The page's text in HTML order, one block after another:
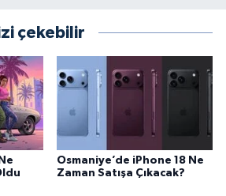
çekebilir
Osmaniye’de iPhone 18 Ne
Zaman Satışa Çıkacak?